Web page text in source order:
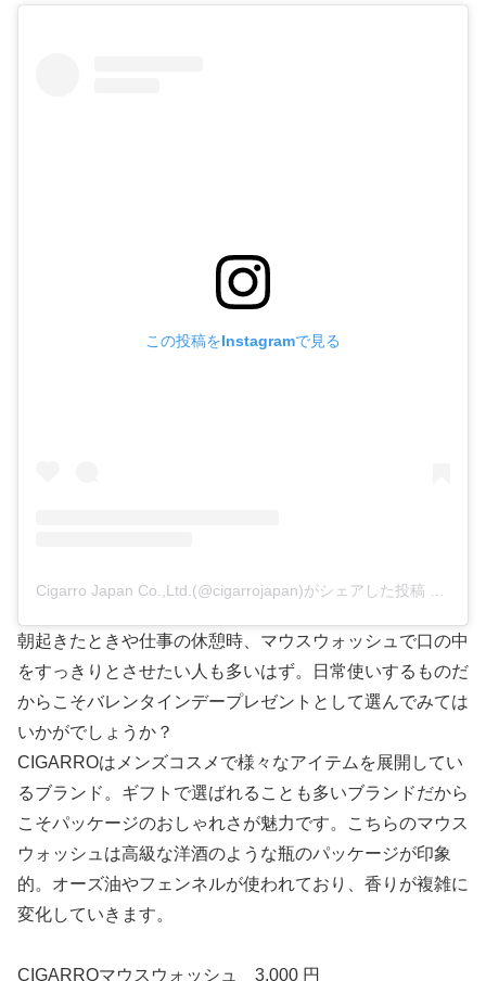
この投稿をInstagramで見る
Cigarro Japan Co.,Ltd.(@cigarrojapan)がシェアした投稿
朝起きたときや仕事の休憩時、マウスウォッシュで口の中
をすっきりとさせたい人も多いはず。日常使いするものだ
からこそバレンタインデープレゼントとして選んでみては
いかがでしょうか？
CIGARROはメンズコスメで様々なアイテムを展開してい
るブランド。ギフトで選ばれることも多いブランドだから
こそパッケージのおしゃれさが魅力です。こちらのマウス
ウォッシュは高級な洋酒のような瓶のパッケージが印象
的。オーズ油やフェンネルが使われており、香りが複雑に
変化していきます。
CIGARROマウスウォッシュ 3,000 円